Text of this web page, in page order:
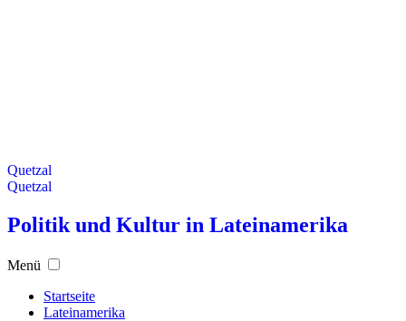
Quetzal
Quetzal
Politik und Kultur in Lateinamerika
Menü
Startseite
Lateinamerika